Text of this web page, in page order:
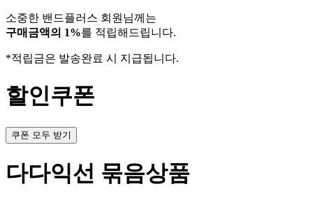
소중한 밴드플러스 회원님께는
구매금액의 1%를 적립해드립니다.
*적립금은 발송완료 시 지급됩니다.
할인쿠폰
쿠폰 모두 받기
다다익선 묶음상품